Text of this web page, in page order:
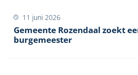
Gemeente Rozendaal zoekt
burgemeester
11 juni 2026